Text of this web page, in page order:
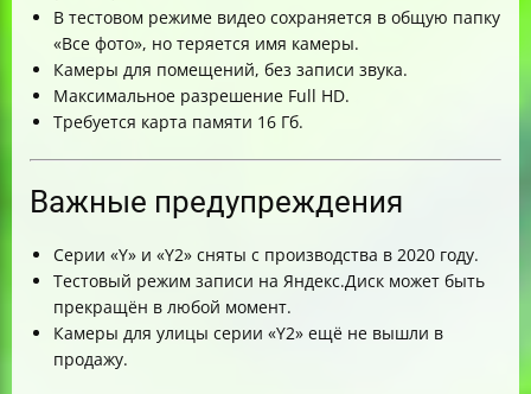
В тестовом режиме видео сохраняется в общую папку
«Все фото», но теряется имя камеры.
Камеры для помещений, без записи звука.
Максимальное разрешение Full HD.
Требуется карта памяти 16 Гб.
Важные предупреждения
Серии «Y» и «Y2» сняты с производства в 2020 году.
Тестовый режим записи на Яндекс.Диск может быть
прекращён в любой момент.
Камеры для улицы серии «Y2» ещё не вышли в
продажу.